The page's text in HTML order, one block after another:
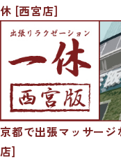
休 [西宮店]
京都で出張マッサー
店]